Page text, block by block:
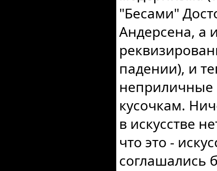
"Бесами"
Андерсена, а
падении), и
неприличные
кусочкам.
в искусстве
что это -
соглашались